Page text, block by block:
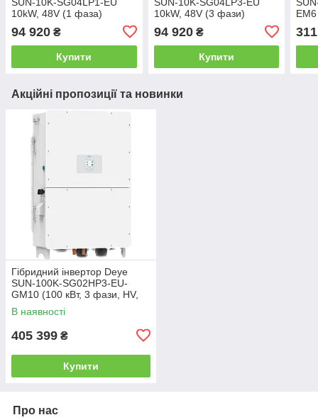
10kW, 48V (1 фаза)
94 920 ₴
Купити
10kW, 48V (3 фази)
94 920₴
Купити
Акційні пропозиції та новинки
Гібридний інвертор Deye
SUN-100K-SG02HP3-EU-
GM10 (100 кВт, 3 фази, HV,
10 MPPT, WiFi)
В наявності
405 399 ₴
Купити
Про нас